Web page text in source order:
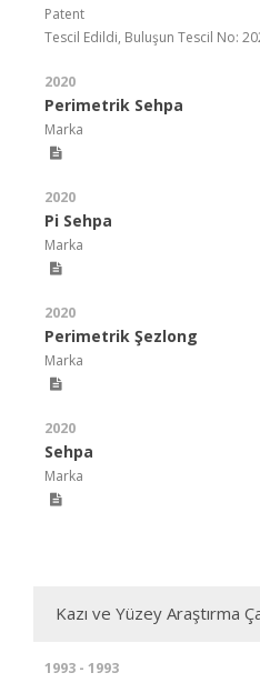
Patent
Tescil Edildi, Buluşun Tescil No:
2020
Perimetrik Sehpa
Marka
2020
Pi Sehpa
Marka
2020
Perimetrik Şezlong
Marka
2020
Sehpa
Marka
Kazı ve Yüzey Araştırma
1993 - 1993